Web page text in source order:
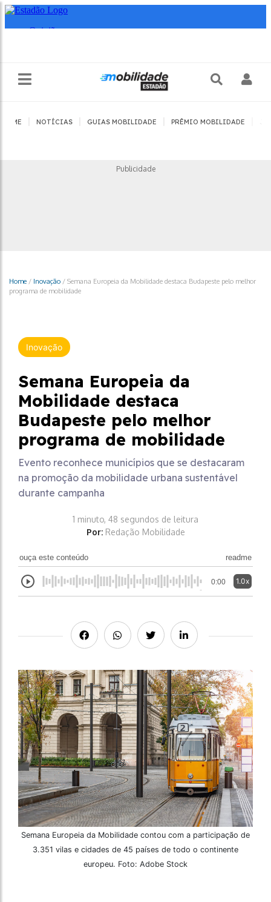
HOME NOTÍCIAS GUIAS MOBILIDADE PRÊMIO MOBILIDADE
Publicidade
Home / Inovação / Semana Europeia da Mobilidade destaca Budapeste pelo melhor
programa de mobilidade
Inovação
Semana Europeia da
Mobilidade destaca
Budapeste pelo melhor
programa de mobilidade
Evento reconhece municípios que se destacaram
na promoção da mobilidade urbana sustentável
durante campanha
1 minuto, 48 segundos de leitura
Por: Redação Mobilidade
ouça este conteúdo readme
0:00 1.0x
Semana Europeia da Mobilidade contou com a participação de
3.351 vilas e cidades de 45 países de todo o continente
europeu. Foto: Adobe Stock